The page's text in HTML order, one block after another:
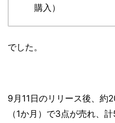
購入）
でした。
9月11日のリリース後、約
（1か月）で3点が売れ、